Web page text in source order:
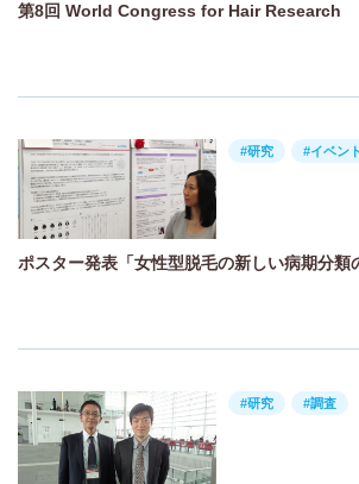
第8回 World Congress for Hair Research
#研究 #イベント
ポスター発表「女性型脱毛の新しい病期分類
#研究 #調査